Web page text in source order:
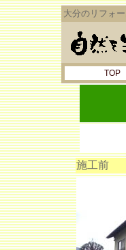
大分のリフォ
TOP
施工前